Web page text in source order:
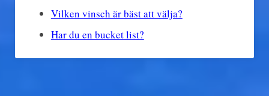
Vilken vinsch är bäst att välja?
Har du en bucket list?